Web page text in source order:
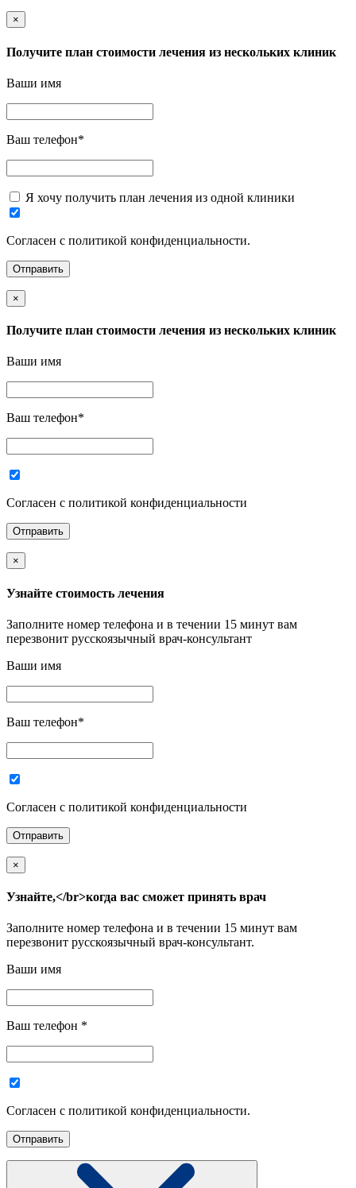
×
Получите план стоимости лечения из нескольких клиник
Ваши имя
Ваш телефон*
Я хочу получить план лечения из одной клиники
Согласен с политикой конфиденциальности.
×
Получите план стоимости лечения из нескольких клиник
Ваши имя
Ваш телефон*
Согласен с политикой конфиденциальности
×
Узнайте стоимость лечения
Заполните номер телефона и в течении 15 минут вам
перезвонит русскоязычный врач-консультант
Ваши имя
Ваш телефон*
Согласен с политикой конфиденциальности
×
Узнайте,</br>когда вас сможет принять врач
Заполните номер телефона и в течении 15 минут вам
перезвонит русскоязычный врач-консультант.
Ваши имя
Ваш телефон *
Согласен с политикой конфиденциальности.